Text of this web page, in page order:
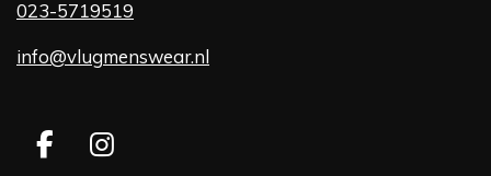
023-5719519
info@vlugmenswear.nl
F
I